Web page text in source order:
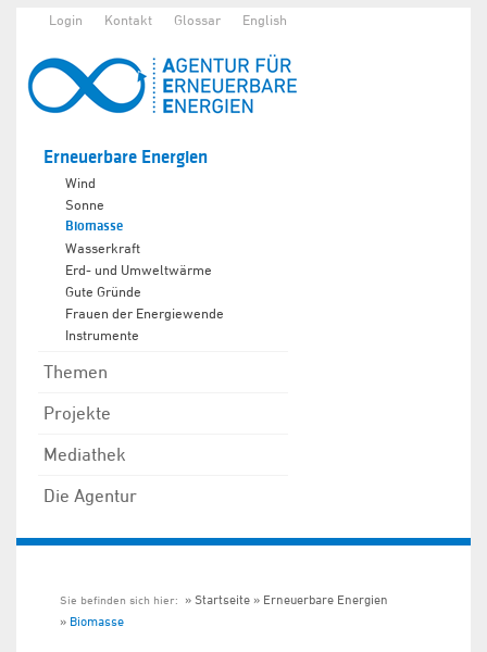
Login Kontakt Glossar English
Erneuerbare Energien
Wind
Sonne
Biomasse
Wasserkraft
Erd- und Umweltwärme
Gute Gründe
Frauen der Energiewende
Instrumente
Themen
Projekte
Mediathek
Die Agentur
Sie befinden sich hier: Startseite
Erneuerbare Energien
Biomasse